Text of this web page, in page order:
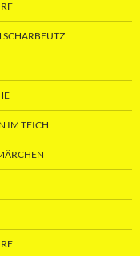
SCHARBEUTZ
IM TEICH